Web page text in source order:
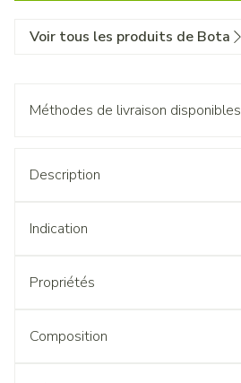
Voir tous les produits de Bota
Méthodes de livraison disponibles
Description
Indication
Propriétés
Composition